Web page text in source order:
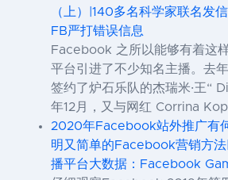
（上）|140多名科学家联名发
FB严打错误信息
Facebook 之所以能够有着这
平台引进了不少知名主播。去
签约了炉石乐队的杰瑞米·王“
年12月，又与网红 Corrina
2020年Facebook站外推广有
明又简单的Facebook营销方
播平台大数据：Facebook